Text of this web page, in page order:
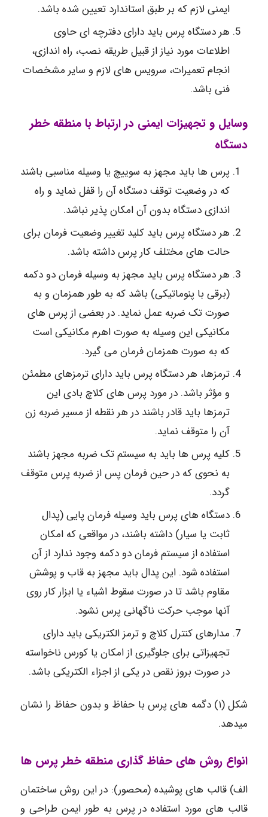
ایمنی لازم که بر طبق استاندارد تعیین شده باشد.
هر دستگاه پرس باید دارای دفترچه ای حاوی
اطلاعات مورد نیاز از قبیل طریقه نصب، راه اندازی،
انجام تعمیرات، سرویس های لازم و سایر مشخصات
فنی باشد.
وسایل و تجهیزات ایمنی در ارتباط با منطقه خطر
دستگاه
پرس ها باید مجهز به سوییچ یا وسیله مناسبی باشند
که در وضعیت توقف دستگاه آن را قفل نماید و راه
اندازی دستگاه بدون آن امکان پذیر نباشد.
هر دستگاه پرس باید کلید تغییر وضعیت فرمان برای
حالت های مختلف کار پرس داشته باشد.
هر دستگاه پرس باید مجهز به وسیله فرمان دو دکمه
(برقی با پنوماتیکی) باشد که به طور همزمان و به
صورت تک ضربه عمل نماید. در بعضی از پرس های
مکانیکی این وسیله به صورت اهرم مکانیکی است
که به صورت همزمان فرمان می گیرد.
ترمزها، هر دستگاه پرس باید دارای ترمزهای مطمئن
و مؤثر باشد. در مورد پرس های کلاچ بادی این
ترمزها باید قادر باشند در هر نقطه از مسیر ضربه زن
آن را متوقف نماید.
کلیه پرس ها باید به سیستم تک ضربه مجهز باشند
به نحوی که در حین فرمان پس از ضربه پرس متوقف
گردد.
دستگاه های پرس باید وسیله فرمان پایی (پدال
ثابت یا سیار) داشته باشند، در مواقعی که امکان
استفاده از سیستم فرمان دو دکمه وجود ندارد از آن
استفاده شود. این پدال باید مجهز به قاب و پوشش
مقاوم باشد تا در صورت سقوط اشیاء یا ابزار کار روی
آنها موجب حرکت ناگهانی پرس نشود.
مدارهای کنترل کلاچ و ترمز الکتریکی باید دارای
تجهیزاتی برای جلوگیری از امکان یا کورس ناخواسته
در صورت بروز نقص در یکی از اجزاء الکتریکی باشد.
شکل (۱) دگمه های پرس با حفاظ و بدون حفاظ را نشان
میدهد.
انواع روش های حفاظ گذاری منطقه خطر پرس ها
الف) قالب های پوشیده (محصور): در این روش ساختمان
قالب های مورد استفاده در پرس به طور ایمن طراحی و